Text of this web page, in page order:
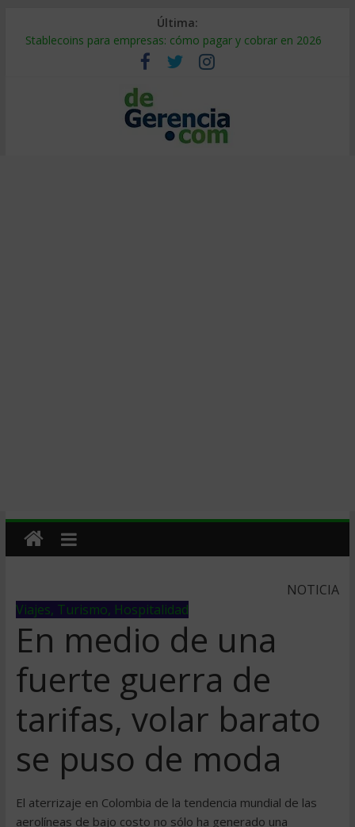
Última:
Stablecoins para empresas: cómo pagar y cobrar en 2026
Despido silencioso: qué es y por qué sale tan caro
IA en selección de personal: cómo auditarla a tiempo
Trabajo forzoso en la cadena de suministro: qué hacer
Mercado hispano de EE. UU.: cómo segmentarlo y venderle
NOTICIA
Viajes, Turismo, Hospitalidad
En medio de una
fuerte guerra de
tarifas, volar barato
se puso de moda
El aterrizaje en Colombia de la tendencia mundial de las
aerolíneas de bajo costo no sólo ha generado una